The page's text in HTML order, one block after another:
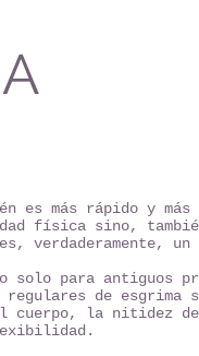
es más rápido y
física sino,
verdaderamente,
solo para antiguos
de esgrima
la nitidez de